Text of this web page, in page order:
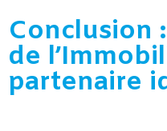
Conclusion
de
partenaire